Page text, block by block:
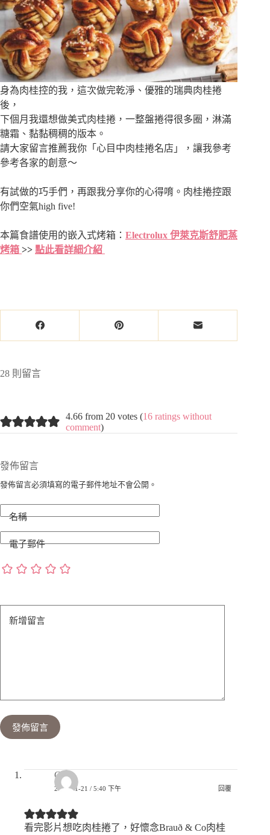
身為肉桂控的我，這次做完乾淨、優雅的瑞典肉桂捲
後，
下個月我還想做美式肉桂捲，一整盤捲得很多圈，淋滿
糖霜、黏黏稠稠的版本。
請大家留言推薦我你「心目中肉桂捲名店」，讓我參考
參考各家的創意～
有試做的巧手們，再跟我分享你的心得唷。肉桂捲控跟
你們空氣high five!
本篇食譜使用的嵌入式烤箱： Electrolux 伊萊克斯舒肥蒸
烤箱 >> 點此看詳細介紹
28 則留言
4.66 from 20 votes (16 ratings without
comment)
發佈留言
發佈留言必須填寫的電子郵件地址不會公開。
名稱
電子郵件
新增留言
發佈留言
GL
2025-01-21 / 5:40 下午 回覆
看完影片想吃肉桂捲了，好懷念Brauð & Co肉桂